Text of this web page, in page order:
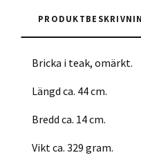
Bricka i teak, omärkt.
Längd ca. 44 cm.
Bredd ca. 14 cm.
Vikt ca. 329 gram.